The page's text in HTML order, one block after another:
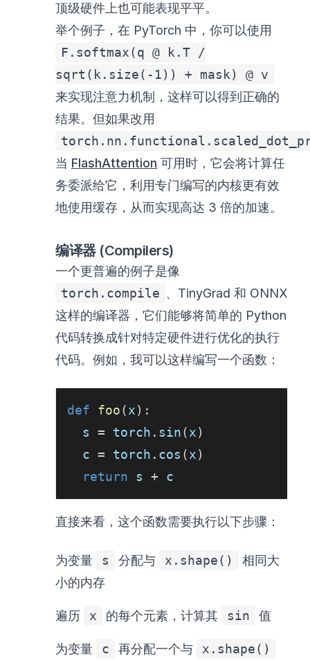
顶级硬件上也可能表现平平。
举个例子，在 PyTorch 中，你可以使用
F.softmax(q @ k.T /
sqrt(k.size(-1)) + mask) @ v
来实现注意力机制，这样可以得到正确的
结果。但如果改用
当 FlashAttention 可用时，它会将计算任
务委派给它，利用专门编写的内核更有效
地使用缓存，从而实现高达 3 倍的加速。
编译器 (Compilers)
一个更普遍的例子是像
torch.compile 、TinyGrad 和 ONNX
这样的编译器，它们能够将简单的 Python
代码转换成针对特定硬件进行优化的执行
代码。例如，我可以这样编写一个函数：
def foo(x) :
  s
= torch . sin(x)
  c
= torch . cos (x)
return s + c
直接来看，这个函数需要执行以下步骤：
为变量 s 分配与 x.shape()
相同大
小的内存
遍历 x 的每个元素，计算其 sin 值
为变量 c 再分配一个与
x.shape()